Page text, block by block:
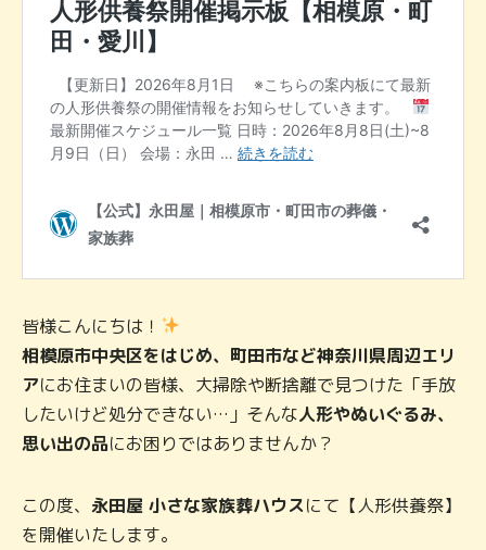
皆様こんにちは！
相模原市中央区をはじめ、町田市など神奈川県周辺エリ
アにお住まいの皆様、大掃除や断捨離で見つけた「手放
したいけど処分できない…」そんな人形やぬいぐるみ、
思い出の品にお困りではありませんか？
この度、 永田屋 小さな家族葬ハウスにて【人形供養祭】
を開催いたします。